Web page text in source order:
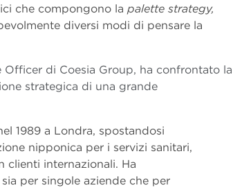
che compongono la palette strategy,
diversi modi di pensare la
Officer di Coesia Group, ha confrontato la
strategica di una grande
1989 a Londra, spostandosi
nipponica per i servizi sanitari,
clienti internazionali. Ha
per singole aziende che per